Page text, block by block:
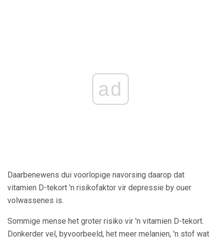
ad
Daarbenewens dui voorlopige navorsing daarop dat
vitamien D-tekort 'n risikofaktor vir depressie by ouer
volwassenes is.
Sommige mense het groter risiko vir 'n vitamien D-tekort.
Donkerder vel, byvoorbeeld, het meer melanien, 'n stof wat